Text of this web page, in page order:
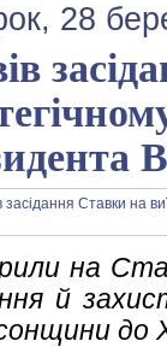
28
на
й
до